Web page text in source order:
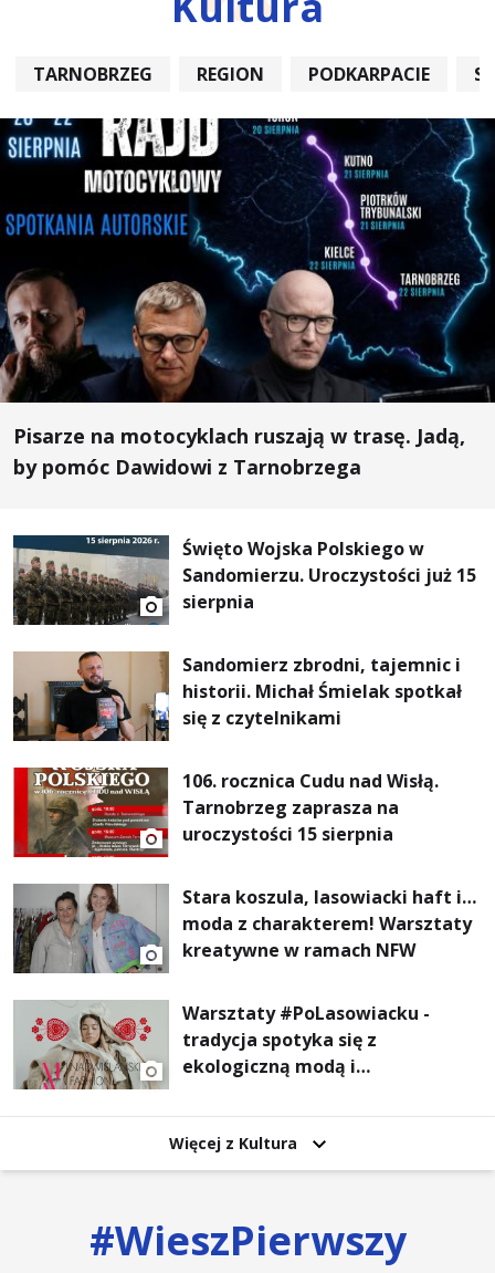
TARNOBRZEG REGION PODKARPACIE
Pisarze na motocyklach ruszają w trasę. Jadą,
by pomóc Dawidowi z Tarnobrzega
Święto Wojska Polskiego w
Sandomierzu. Uroczystości już 15
sierpnia
Sandomierz zbrodni, tajemnic i
historii. Michał Śmielak spotkał
się z czytelnikami
106. rocznica Cudu nad Wisłą.
Tarnobrzeg zaprasza na
uroczystości 15 sierpnia
Stara koszula, lasowiacki haft i…
moda z charakterem! Warsztaty
kreatywne w ramach NFW
Warsztaty #PoLasowiacku -
tradycja spotyka się z
ekologiczną modą i
Więcej z Kultura
#WieszPierwszy